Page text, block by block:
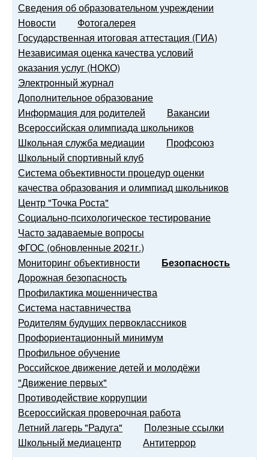
Сведения об образовательном учреждении
Новости
Фотогалерея
Государственная итоговая аттестация (ГИА)
Независимая оценка качества условий
оказания услуг (НОКО)
Электронный журнал
Дополнительное образование
Информация для родителей
Вакансии
Всероссийская олимпиада школьников
Школьная служба медиации
Профсоюз
Школьный спортивный клуб
Система объективности процедур оценки
качества образования и олимпиад школьников
Центр "Точка Роста"
Социально-психологическое тестирование
Часто задаваемые вопросы
ФГОС (обновленные 2021г.)
Мониторинг объективности
Безопасность
Дорожная безопасность
Профилактика мошенничества
Система наставничества
Родителям будущих первоклассников
Профориентационный минимум
Профильное обучение
Российское движение детей и молодёжи
"Движение первых"
Противодействие коррупции
Всероссийская проверочная работа
Летний лагерь "Радуга"
Полезные ссылки
Школьный медиацентр
Антитеррор